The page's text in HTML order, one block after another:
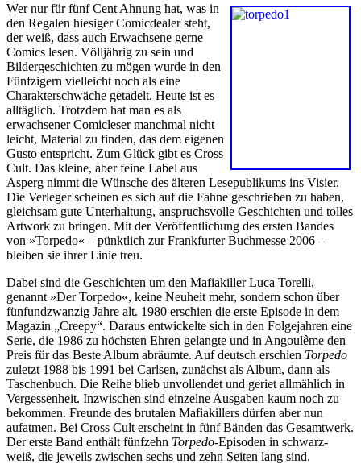
Wer nur für fünf Cent Ahnung hat, was in
den Regalen hiesiger Comicdealer steht,
der weiß, dass auch Erwachsene gerne
Comics lesen. Völljährig zu sein und
Bildergeschichten zu mögen wurde in den
Fünfzigern vielleicht noch als eine
Charakterschwäche getadelt. Heute ist es
alltäglich. Trotzdem hat man es als
erwachsener Comicleser manchmal nicht
leicht, Material zu finden, das dem eigenen
Gusto entspricht. Zum Glück gibt es Cross
Cult. Das kleine, aber feine Label aus
Asperg nimmt die Wünsche des älteren Lesepublikums ins Visier.
Die Verleger scheinen es sich auf die Fahne geschrieben zu haben,
gleichsam gute Unterhaltung, anspruchsvolle Geschichten und tolles
Artwork zu bringen. Mit der Veröffentlichung des ersten Bandes
von »Torpedo« – pünktlich zur Frankfurter Buchmesse 2006 –
bleiben sie ihrer Linie treu.
Dabei sind die Geschichten um den Mafiakiller Luca Torelli,
genannt »Der Torpedo«, keine Neuheit mehr, sondern schon über
fünfundzwanzig Jahre alt. 1980 erschien die erste Episode in dem
Magazin „Creepy“. Daraus entwickelte sich in den Folgejahren eine
Serie, die 1986 zu höchsten Ehren gelangte und in Angoulême den
Preis für das Beste Album abräumte. Auf deutsch erschien Torpedo
zuletzt 1988 bis 1991 bei Carlsen, zunächst als Album, dann als
Taschenbuch. Die Reihe blieb unvollendet und geriet allmählich in
Vergessenheit. Inzwischen sind einzelne Ausgaben kaum noch zu
bekommen. Freunde des brutalen Mafiakillers dürfen aber nun
aufatmen. Bei Cross Cult erscheint in fünf Bänden das Gesamtwerk.
Der erste Band enthält fünfzehn Torpedo-Episoden in schwarz-
weiß, die jeweils zwischen sechs und zehn Seiten lang sind.